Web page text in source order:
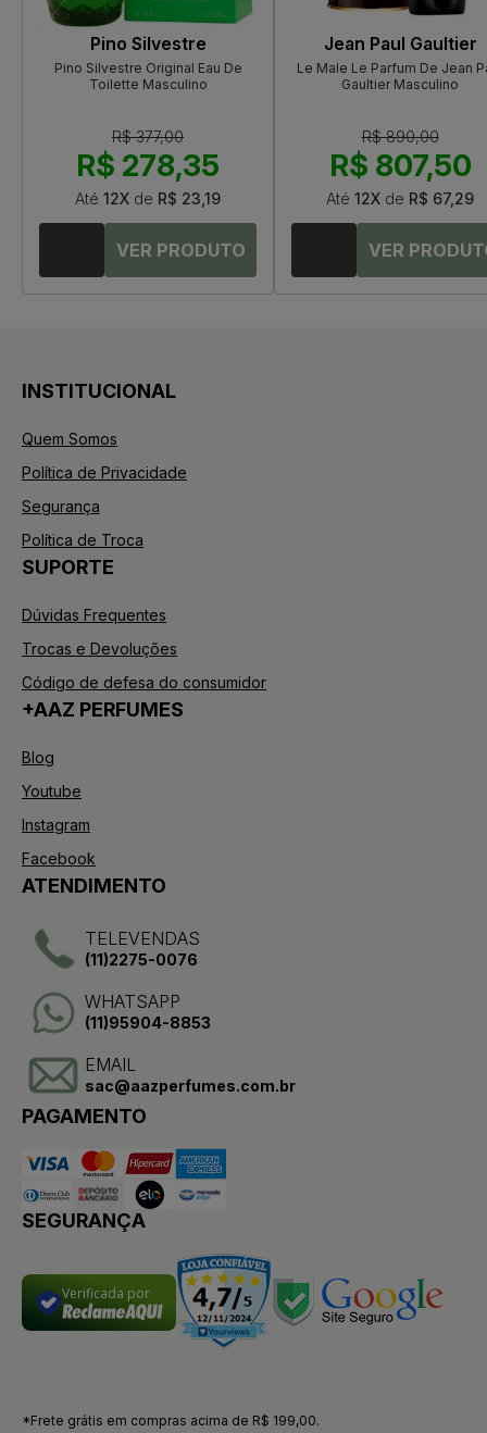
Pino Silvestre
Pino Silvestre Original Eau De
Toilette Masculino
R$ 377,00
R$ 278,35
Até 12X de R$ 23,19
Jean Paul Gaultier
Le Male Le Parfum De Jean
Gaultier Masculino
R$ 890,00
R$ 807,50
Até 12X de R$ 67,29
INSTITUCIONAL
Quem Somos
Política de Privacidade
Segurança
Política de Troca
SUPORTE
Dúvidas Frequentes
Trocas e Devoluções
Código de defesa do consumidor
+AAZ PERFUMES
Blog
Youtube
Instagram
Facebook
ATENDIMENTO
TELEVENDAS
(11)2275-0076
WHATSAPP
(11)95904-8853
EMAIL
sac@aazperfumes.com.br
PAGAMENTO
SEGURANÇA
Verificada por
*Frete grátis em compras acima de R$ 199,00.